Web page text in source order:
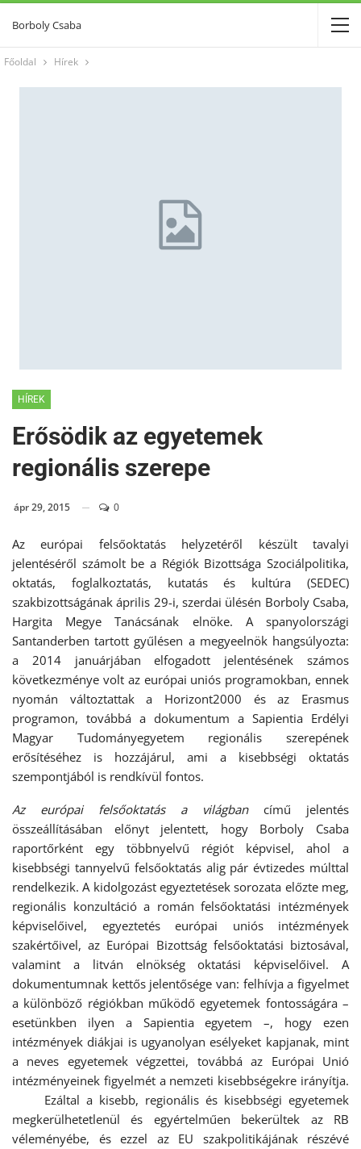
Borboly Csaba
Főoldal Hírek
HÍREK
Erősödik az egyetemek
regionális szerepe
ápr 29, 2015 0
Az európai felsőoktatás helyzetéről készült tavalyi
jelentéséről számolt be a Régiók Bizottsága Szociálpolitika,
oktatás, foglalkoztatás, kutatás és kultúra (SEDEC)
szakbizottságának április 29-i, szerdai ülésén Borboly Csaba,
Hargita Megye Tanácsának elnöke. A spanyolországi
Santanderben tartott gyűlésen a megyeelnök hangsúlyozta:
a 2014 januárjában elfogadott jelentésének számos
következménye volt az európai uniós programokban, ennek
nyomán változtattak a Horizont2000 és az Erasmus
programon, továbbá a dokumentum a Sapientia Erdélyi
Magyar Tudományegyetem regionális szerepének
erősítéséhez is hozzájárul, ami a kisebbségi oktatás
szempontjából is rendkívül fontos.
Az európai felsőoktatás a világbancímű jelentés
összeállításában előnyt jelentett, hogy Borboly Csaba
raportőrként egy többnyelvű régiót képvisel, ahol a
kisebbségi tannyelvű felsőoktatás alig pár évtizedes múlttal
rendelkezik. A kidolgozást egyeztetések sorozata előzte meg,
regionális konzultáció a román felsőoktatási intézmények
képviselőivel, egyeztetés európai uniós intézmények
szakértőivel, az Európai Bizottság felsőoktatási biztosával,
valamint a litván elnökség oktatási képviselőivel. A
dokumentumnak kettős jelentősége van: felhívja a figyelmet
a különböző régiókban működő egyetemek fontosságára –
esetünkben ilyen a Sapientia egyetem –, hogy ezen
intézmények diákjai is ugyanolyan esélyeket kapjanak, mint
a neves egyetemek végzettei, továbbá az Európai Unió
intézményeinek figyelmét a nemzeti kisebbségekre irányítja.
Ezáltal a kisebb, regionális és kisebbségi egyetemek
megkerülhetetlenül és egyértelműen bekerültek az RB
véleményébe, és ezzel az EU szakpolitikájának részévé